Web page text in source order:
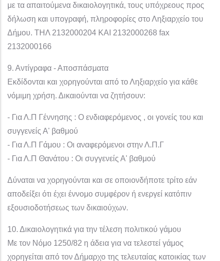
με τα απαιτούμενα δικαιολογητικά, τους υπόχρεους προς
δήλωση και υπογραφή, πληροφορίες στο Ληξιαρχείο του
Δήμου. ΤΗΛ 2132000204 ΚΑΙ 2132000268 fax
2132000166
9. Αντίγραφα - Αποσπάσματα
Εκδίδονται και χορηγούνται από το Ληξιαρχείο για κάθε
νόμιμη χρήση. Δικαιούνται να ζητήσουν:
- Για Λ.Π Γέννησης : Ο ενδιαφερόμενος , οι γονείς του και
συγγενείς Α' βαθμού
- Για Λ.Π Γάμου : Οι αναφερόμενοι στην Λ.Π.Γ
- Για Λ.Π Θανάτου : Οι συγγενείς Α' βαθμού
Δύναται να χορηγούνται και σε οποιονδήποτε τρίτο εάν
αποδείξει ότι έχει έννομο συμφέρον ή ενεργεί κατόπιν
εξουσιοδοτήσεως των δικαιούχων.
10. Δικαιολογητικά για την τέλεση πολιτικού γάμου
Με τον Νόμο 1250/82 η άδεια για να τελεστεί γάμος
χορηγείται από τον Δήμαρχο της τελευταίας κατοικίας των